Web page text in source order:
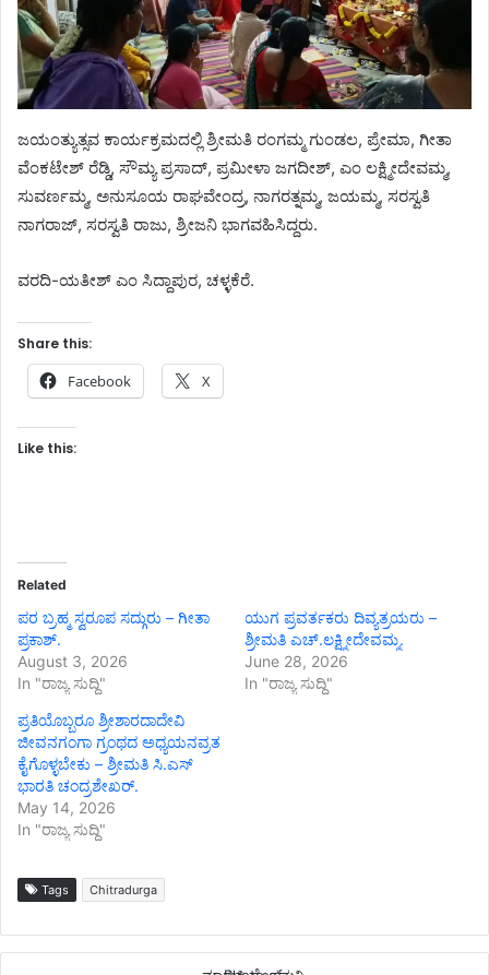
ಜಯಂತ್ಯುತ್ಸವ ಕಾರ್ಯಕ್ರಮದಲ್ಲಿ ಶ್ರೀಮತಿ ರಂಗಮ್ಮ ಗುಂಡಲ, ಪ್ರೇಮಾ, ಗೀತಾ
ವೆಂಕಟೇಶ್ ರೆಡ್ಡಿ, ಸೌಮ್ಯ ಪ್ರಸಾದ್, ಪ್ರಮೀಳಾ ಜಗದೀಶ್, ಎಂ ಲಕ್ಷ್ಮೀದೇವಮ್ಮ,
ಸುವರ್ಣಮ್ಮ, ಅನುಸೂಯ ರಾಘವೇಂದ್ರ, ನಾಗರತ್ನಮ್ಮ, ಜಯಮ್ಮ, ಸರಸ್ವತಿ
ನಾಗರಾಜ್, ಸರಸ್ವತಿ ರಾಜು, ಶ್ರೀಜನಿ ಭಾಗವಹಿಸಿದ್ದರು.
ವರದಿ-ಯತೀಶ್ ಎಂ ಸಿದ್ದಾಪುರ, ಚಳ್ಳಕೆರೆ.
Share this:
Facebook X
Like this:
Related
ಪರ ಬ್ರಹ್ಮ ಸ್ವರೂಪ ಸದ್ಗುರು – ಗೀತಾ
ಪ್ರಕಾಶ್.
August 3, 2026
In "ರಾಜ್ಯ ಸುದ್ದಿ"
ಯುಗ ಪ್ರವರ್ತಕರು ದಿವ್ಯತ್ರಯರು –
ಶ್ರೀಮತಿ ಎಚ್.ಲಕ್ಷ್ಮೀದೇವಮ್ಮ.
June 28, 2026
In "ರಾಜ್ಯ ಸುದ್ದಿ"
ಪ್ರತಿಯೊಬ್ಬರೂ ಶ್ರೀಶಾರದಾದೇವಿ
ಜೀವನಗಂಗಾ ಗ್ರಂಥದ ಅಧ್ಯಯನವ್ರತ
ಕೈಗೊಳ್ಳಬೇಕು – ಶ್ರೀಮತಿ ಸಿ.ಎಸ್
ಭಾರತಿ ಚಂದ್ರಶೇಖರ್.
May 14, 2026
In "ರಾಜ್ಯ ಸುದ್ದಿ"
Tags Chitradurga